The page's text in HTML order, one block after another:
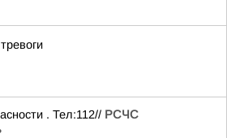
. Тел:112// РСЧС